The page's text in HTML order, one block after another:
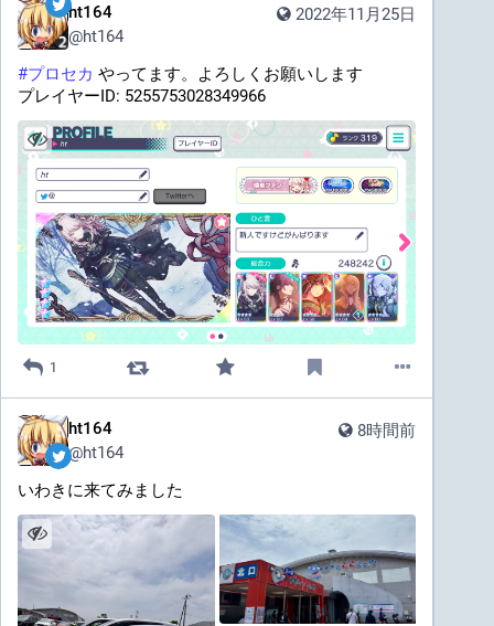
2022年11月25日
ht164
@ht164
#プロセカ やってます。よろしくお願いします
プレイヤーID: 5255753028349966
1
8時間前
ht164
@ht164
いわきに来てみました